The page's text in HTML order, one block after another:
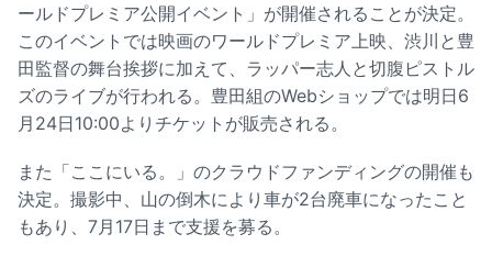
ールドプレミア公開イベント」が開催されることが決定。
このイベントでは映画のワールドプレミア上映、渋川と豊
田監督の舞台挨拶に加えて、ラッパー志人と切腹ピストル
ズのライブが行われる。豊田組のWebショップでは明日6
月24日10:00よりチケットが販売される。
また「ここにいる。」のクラウドファンディングの開催も
決定。撮影中、山の倒木により車が2台廃車になったこと
もあり、7月17日まで支援を募る。